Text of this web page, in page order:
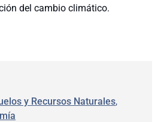
del cambio climático.
y Recursos Naturales